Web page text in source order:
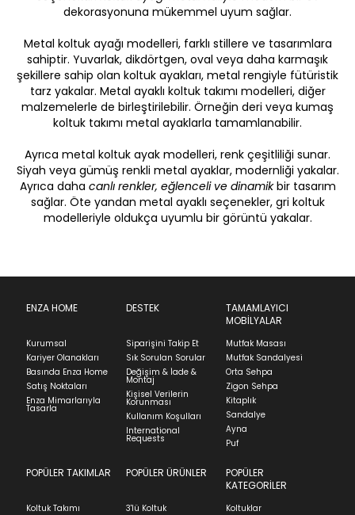
dekorasyonuna mükemmel uyum sağlar.
Metal koltuk ayağı modelleri, farklı stillere ve tasarımlara
sahiptir. Yuvarlak, dikdörtgen, oval veya daha karmaşık
şekillere sahip olan koltuk ayakları, metal rengiyle fütüristik
tarz yakalar. Metal ayaklı koltuk takımı modelleri, diğer
malzemelerle de birleştirilebilir. Örneğin deri veya kumaş
koltuk takımı metal ayaklarla tamamlanabilir.
Ayrıca metal koltuk ayak modelleri, renk çeşitliliği sunar.
Siyah veya gümüş renkli metal ayaklar, modernliği yakalar.
Ayrıca daha canlı renkler, eğlenceli ve dinamikbir tasarım
sağlar. Öte yandan metal ayaklı seçenekler, gri koltuk
modelleriyle oldukça uyumlu bir görüntü yakalar.
ENZA HOME
Kurumsal
Kariyer Olanakları
Basında Enza Home
Satış Noktaları
Enza Mimarlarıyla
Tasarla
DESTEK
Siparişini Takip Et
Sık Sorulan Sorular
Değişim & İade &
Montaj
Kişisel Verilerin
Korunması
Kullanım Koşulları
International
Requests
TAMAMLAYICI
MOBİLYALAR
Mutfak Masası
Mutfak Sandalyesi
Orta Sehpa
Zigon Sehpa
Kitaplık
Sandalye
Ayna
Puf
POPÜLER TAKIMLAR
Koltuk Takımı
POPÜLER ÜRÜNLER
3'lü Koltuk
POPÜLER
KATEGORİLER
Koltuklar